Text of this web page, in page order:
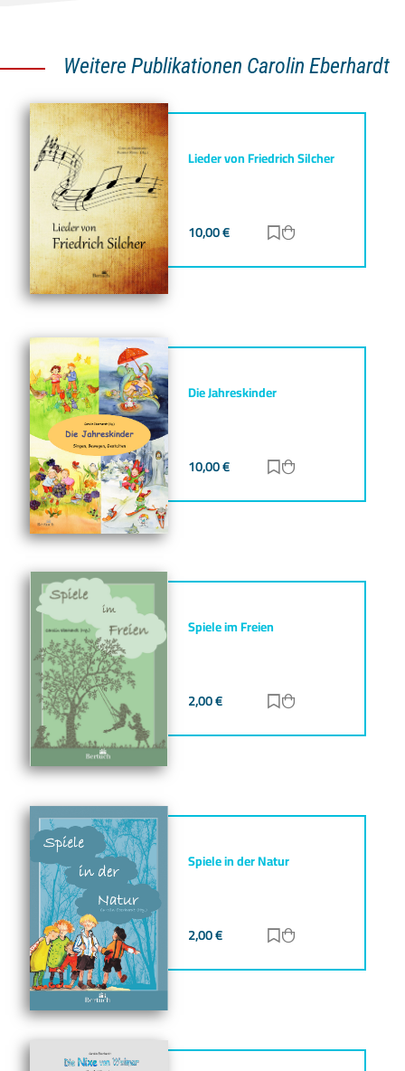
Weitere Publikationen Carolin Eberhardt
Lieder von Friedrich Silcher
10,00€ Zur Merkliste
Die Jahreskinder
10,00€ Zur Merkliste
Spiele im Freien
2,00€ Zur Merkliste
Spiele in der Natur
2,00€ Zur Merkliste